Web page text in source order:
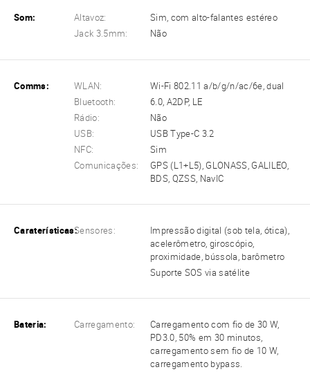
Som: Altavoz:
Sim, com alto-falantes estéreo
Jack 3.5mm:
Não
Comms: WLAN:
Wi-Fi 802.11 a/b/g/n/ac/6e, dual
Bluetooth:
6.0, A2DP, LE
Rádio:
Não
USB:
USB Type-C 3.2
NFC:
Sim
Comunicações:
GPS (L1+L5), GLONASS, GALILEO,
BDS, QZSS, NavIC
Caraterísticas:Sensores:
Impressão digital (sob tela, ótica),
acelerômetro, giroscópio,
proximidade, bússola, barômetro
Suporte SOS via satélite
Bateria: Carregamento:
Carregamento com fio de 30 W,
PD3.0, 50% em 30 minutos,
carregamento sem fio de 10 W,
carregamento bypass.